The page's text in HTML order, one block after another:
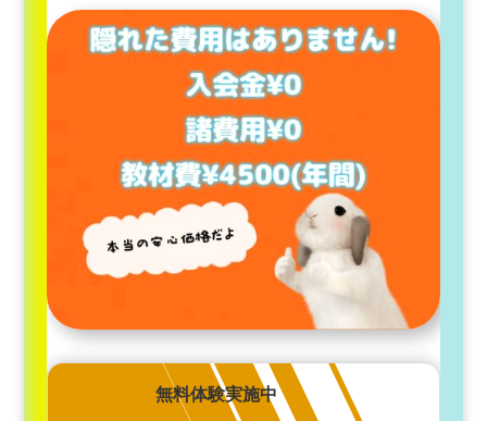
無料体験実施中